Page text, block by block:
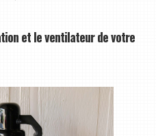
et le ventilateur de votre